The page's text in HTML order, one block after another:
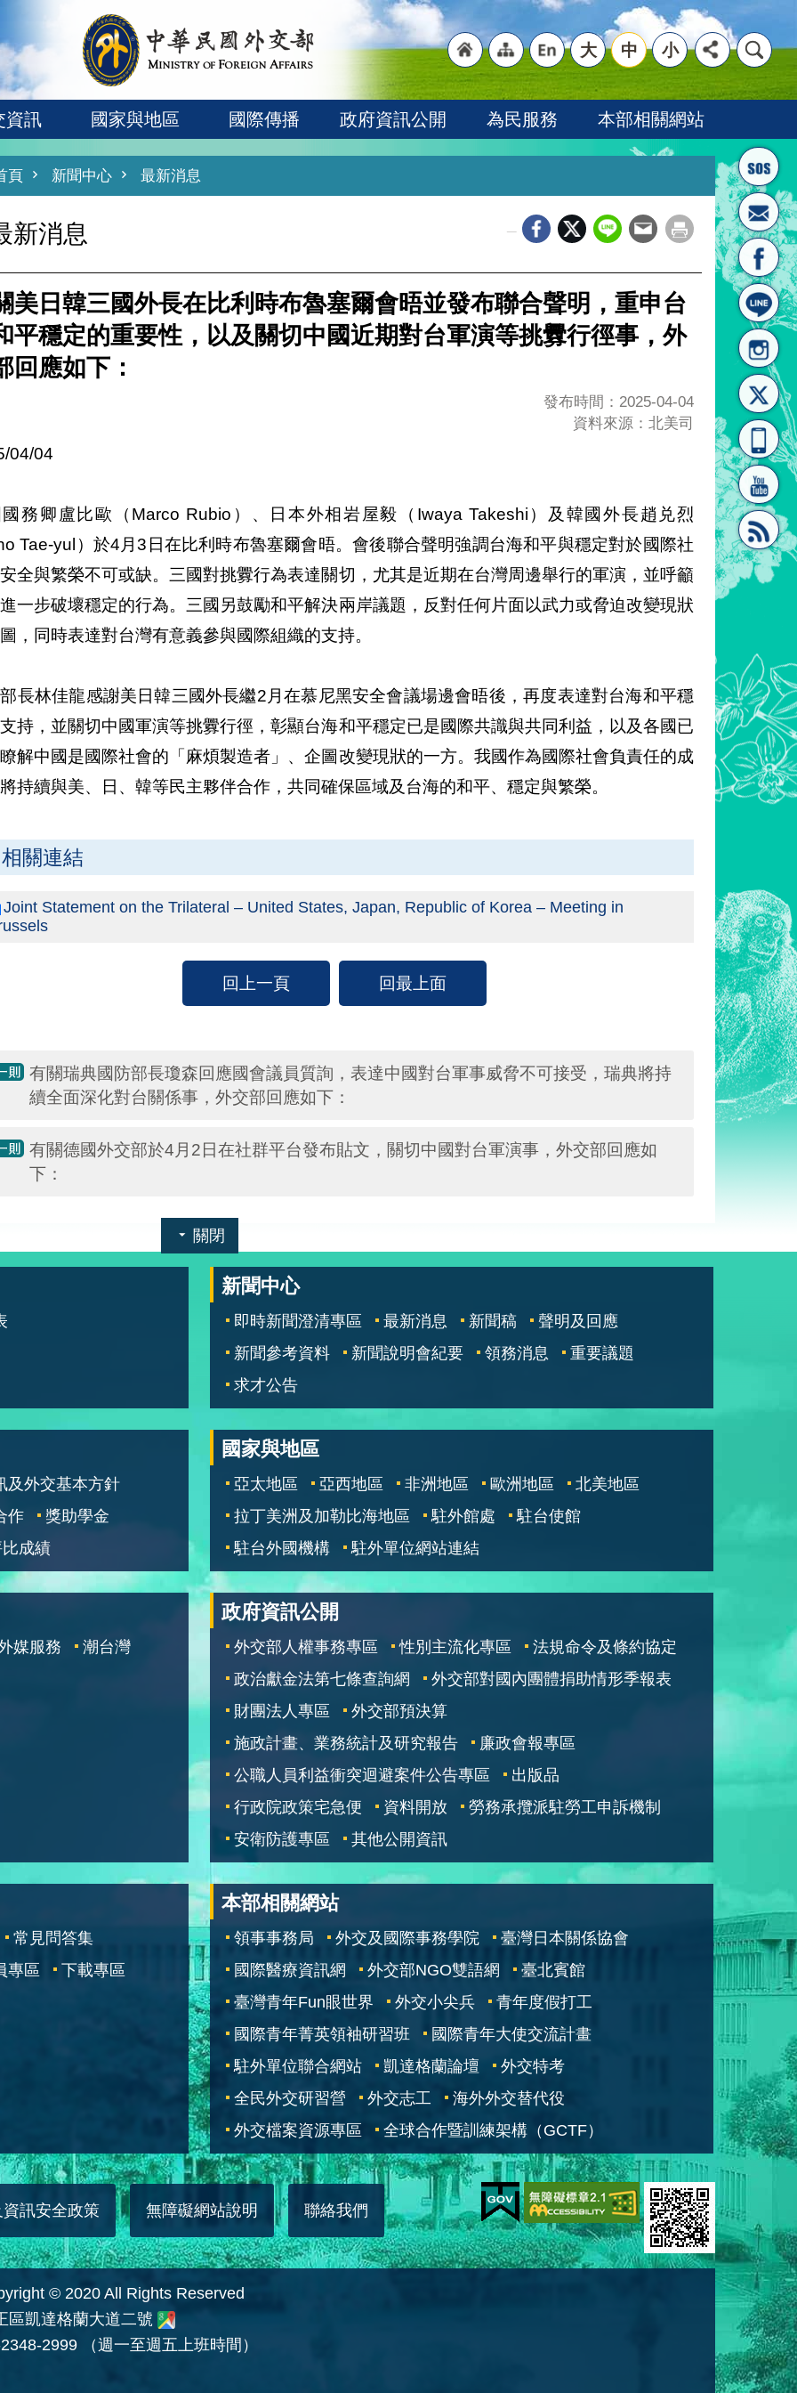
首頁
結]"
"網
站導
[連
結]"
"英
文語
大 中 小
資訊 國家與地區 國際傳播 政府資訊公開 為民服務 本部相關網站
頁 新聞中心 最新消息
新消息
美日韓三國外長在比利時布魯塞爾會晤並發布聯合聲明，重申台
平穩定的重要性，以及關切中國近期對台軍演等挑釁行徑事，外
回應如下：
發布時間：2025-04-04
資料來源：北美司
04/04
務卿盧比歐（Marco Rubio）、日本外相岩屋毅（Iwaya Takeshi）及韓國外長趙兑烈
Tae-yul）於4月3日在比利時布魯塞爾會晤。會後聯合聲明強調台海和平與穩定對於國際社
全與繁榮不可或缺。三國對挑釁行為表達關切，尤其是近期在台灣周邊舉行的軍演，並呼籲
一步破壞穩定的行為。三國另鼓勵和平解決兩岸議題，反對任何片面以武力或脅迫改變現狀
，同時表達對台灣有意義參與國際組織的支持。
長林佳龍感謝美日韓三國外長繼2月在慕尼黑安全會議場邊會晤後，再度表達對台海和平穩
持，並關切中國軍演等挑釁行徑，彰顯台海和平穩定已是國際共識與共同利益，以及各國已
解中國是國際社會的「麻煩製造者」、企圖改變現狀的一方。我國作為國際社會負責任的成
持續與美、日、韓等民主夥伴合作，共同確保區域及台海的和平、穩定與繁榮。
相關連結
Joint Statement on the Trilateral – United States, Japan, Republic of Korea – Meeting in
回上一頁 回最上面
有關瑞典國防部長瓊森回應國會議員質詢，表達中國對台軍事威脅不可接受，瑞典將持
續全面深化對台關係事，外交部回應如下：
有關德國外交部於4月2日在社群平台發布貼文，關切中國對台軍演事，外交部回應如
下：
關閉
新聞中心
即時新聞澄清專區 最新消息 新聞稿
聲明及回應
新聞參考資料
新聞說明會紀要 領務消息
重要議題
求才公告
及外交基本方針
作
獎助學金
成績
國家與地區
亞太地區 亞西地區 非洲地區 歐洲地區
北美地區
拉丁美洲及加勒比海地區
駐外館處
駐台使館
駐台外國機構
駐外單位網站連結
媒服務 潮台灣
政府資訊公開
外交部人權事務專區 性別主流化專區
法規命令及條約協定
政治獻金法第七條查詢網
外交部對國內團體捐助情形季報表
財團法人專區
外交部預決算
施政計畫、業務統計及研究報告
廉政會報專區
公職人員利益衝突迴避案件公告專區
出版品
行政院政策宅急便
資料開放
勞務承攬派駐勞工申訴機制
安衛防護專區
其他公開資訊
常見問答集
專區
下載專區
本部相關網站
領事事務局 外交及國際事務學院
臺灣日本關係協會
國際醫療資訊網
外交部NGO雙語網
臺北賓館
臺灣青年Fun眼世界
外交小尖兵
青年度假打工
國際青年菁英領袖研習班
國際青年大使交流計畫
駐外單位聯合網站
凱達格蘭論壇
外交特考
全民外交研習營
外交志工
海外外交替代役
外交檔案資源專區
全球合作暨訓練架構（GCTF）
訊安全政策 無障礙網站說明 聯絡我們
© 2020 All Rights Reserved
區凱達格蘭大道二號
2999 （週一至週五上班時間）